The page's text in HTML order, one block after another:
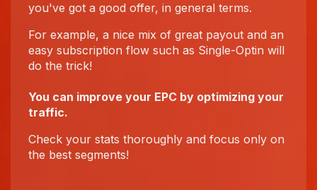
you've got a good offer, in general terms.
For example, a nice mix of great payout and an
easy subscription flow such as Single-Optin will
do the trick!
You can improve your EPC by optimizing your
traffic.
Check your stats thoroughly and focus only on
the best segments!